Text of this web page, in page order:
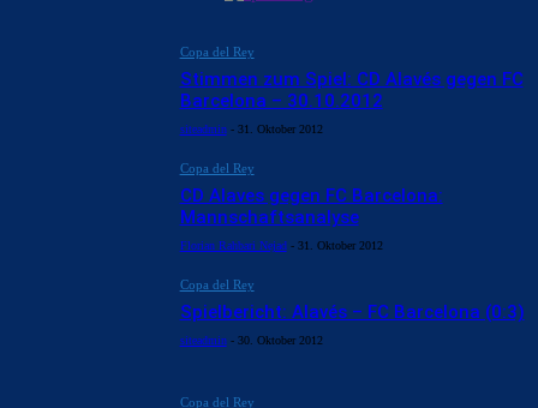
Copa del Rey
Stimmen zum Spiel: CD Alavés gegen FC
Barcelona – 30.10.2012
siteadmin - 31. Oktober 2012
Copa del Rey
CD Alaves gegen FC Barcelona:
Mannschaftsanalyse
Florian Rahbari Nejad - 31. Oktober 2012
Copa del Rey
Spielbericht: Alavés – FC Barcelona (0:3)
siteadmin - 30. Oktober 2012
Copa del Rey